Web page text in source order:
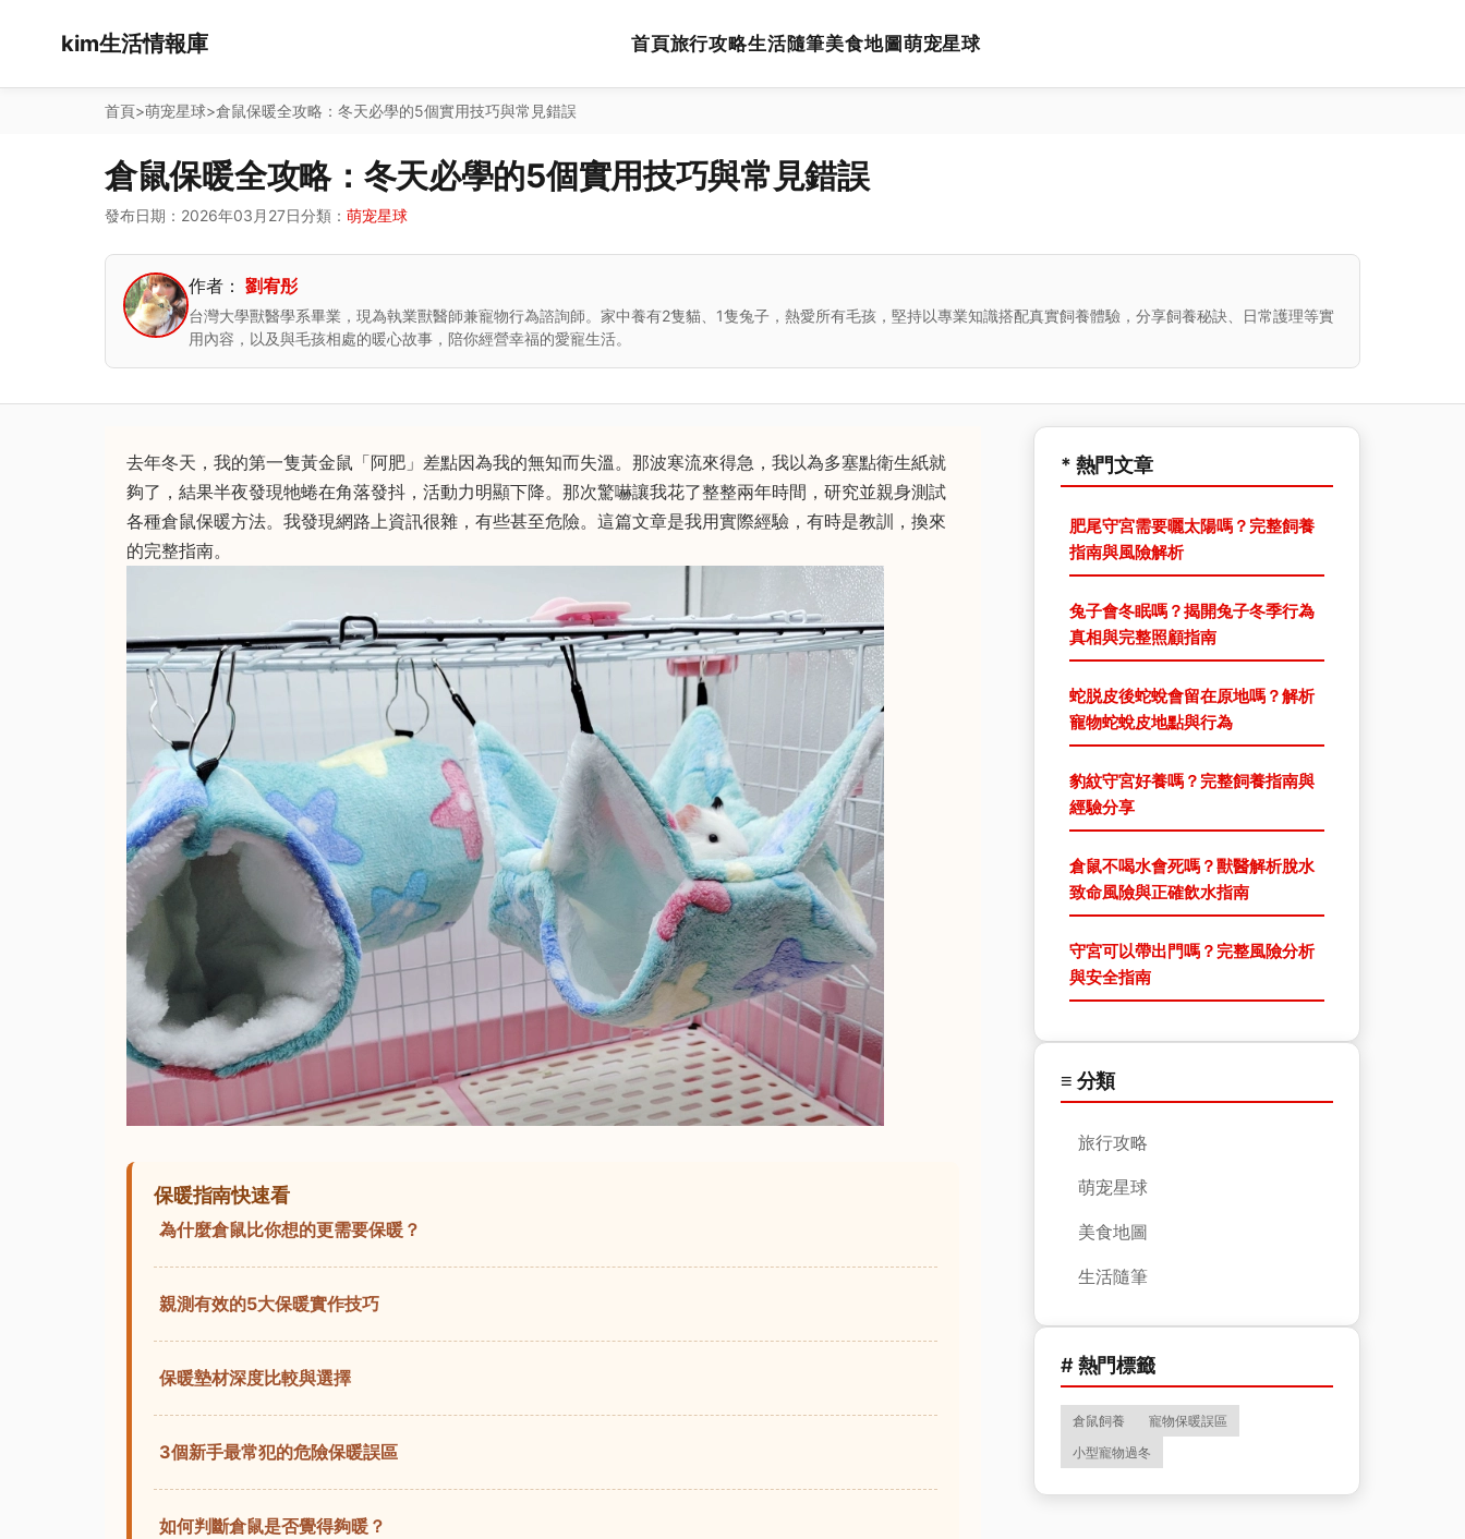
kim生活情報庫 首頁旅行攻略生活隨筆美食地圖萌宠星球
首頁>萌宠星球>倉鼠保暖全攻略：冬天必學的5個實用技巧與常見錯誤
倉鼠保暖全攻略：冬天必學的5個實用技巧與常見錯誤
發布日期：2026年03月27日分類： 萌宠星球
作者： 劉宥彤
台灣大學獸醫學系畢業，現為執業獸醫師兼寵物行為諮詢師。家中養有2隻貓、1隻兔子，熱愛所有毛孩，堅持以專業知識搭配真實飼養體驗，分享飼養秘訣、日常護理等實
用內容，以及與毛孩相處的暖心故事，陪你經營幸福的愛寵生活。
去年冬天，我的第一隻黃金鼠「阿肥」差點因為我的無知而失溫。那波寒流來得急，我以為多塞點衛生紙就
夠了，結果半夜發現牠蜷在角落發抖，活動力明顯下降。那次驚嚇讓我花了整整兩年時間，研究並親身測試
各種倉鼠保暖方法。我發現網路上資訊很雜，有些甚至危險。這篇文章是我用實際經驗，有時是教訓，換來
的完整指南。
保暖指南快速看
為什麼倉鼠比你想的更需要保暖？
親測有效的5大保暖實作技巧
保暖墊材深度比較與選擇
3個新手最常犯的危險保暖誤區
如何判斷倉鼠是否覺得夠暖？
* 熱門文章
肥尾守宮需要曬太陽嗎？完整飼養
指南與風險解析
兔子會冬眠嗎？揭開兔子冬季行為
真相與完整照顧指南
蛇脱皮後蛇蛻會留在原地嗎？解析
寵物蛇蛻皮地點與行為
豹紋守宮好養嗎？完整飼養指南與
經驗分享
倉鼠不喝水會死嗎？獸醫解析脫水
致命風險與正確飲水指南
守宮可以帶出門嗎？完整風險分析
與安全指南
≡ 分類
旅行攻略
萌宠星球
美食地圖
生活隨筆
# 熱門標籤
倉鼠飼養
寵物保暖誤區
小型寵物過冬